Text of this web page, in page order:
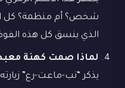
شخص؟ أم منظمة؟ كل
الذي ينسق كل هذه
لماذا صمت كهنة
يذكر “نب-ماعت-رع”